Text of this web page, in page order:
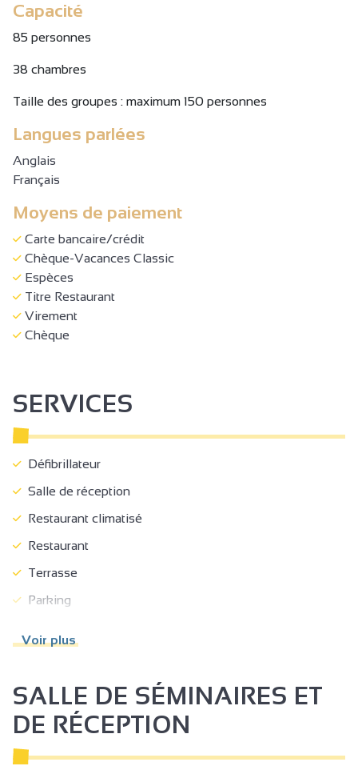
Capacité
85 personnes
38 chambres
Taille des groupes : maximum 150 personnes
Langues parlées
Anglais
Français
Moyens de paiement
Carte bancaire/crédit
Chèque-Vacances Classic
Espèces
Titre Restaurant
Virement
Chèque
SERVICES
Défibrillateur
Salle de réception
Restaurant climatisé
Restaurant
Terrasse
Parking
Bornes de recharge pour véhicules électriques
Bureau d'accueil
Voir plus
SALLE DE SÉMINAIRES ET
DE RÉCEPTION